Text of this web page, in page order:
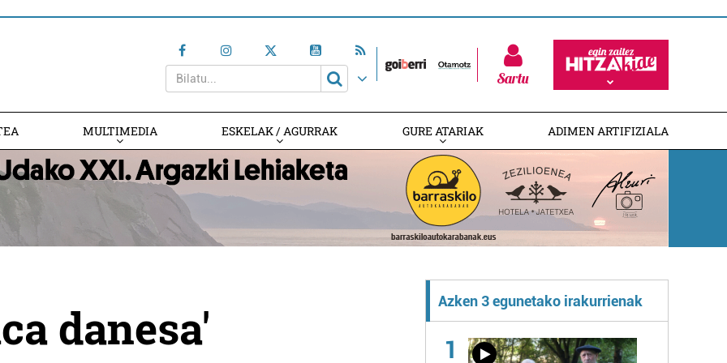
Sartu
MULTIMEDIA ESKELAK / AGURRAK GURE ATARIAK ADIMEN ARTIFIZIALA
danesa' Azken 3 egunetako irakurrienak
1